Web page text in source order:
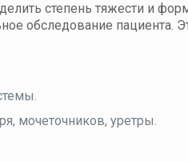
степень тяжести и
обследование
мочеточников, уретры.